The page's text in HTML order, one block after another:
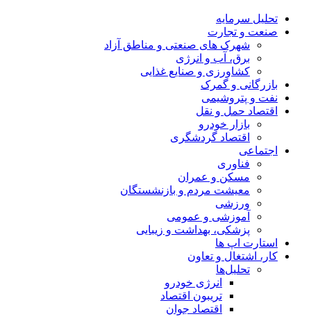
تحلیل‌ سرمایه
صنعت و تجارت
شهرک های صنعتی و مناطق آزاد
برق، آب و انرژی
کشاورزی و صنایع غذایی
بازرگانی و گمرک
نفت و پتروشیمی
اقتصاد حمل و نقل
بازار خودرو
اقتصاد گردشگری
اجتماعی
فناوری
مسکن و عمران
معیشت مردم و بازنشستگان
ورزشی
آموزشی و عمومی
پزشکی، بهداشت و زیبایی
استارت اپ ها
کار، اشتغال و تعاون
تحلیل‌ها
انرژی خودرو
تریبون اقتصاد
اقتصاد جوان